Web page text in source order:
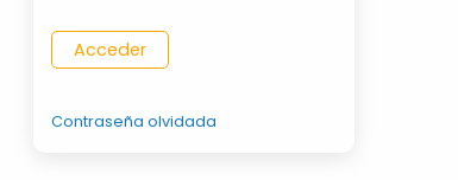
Contraseña olvidada